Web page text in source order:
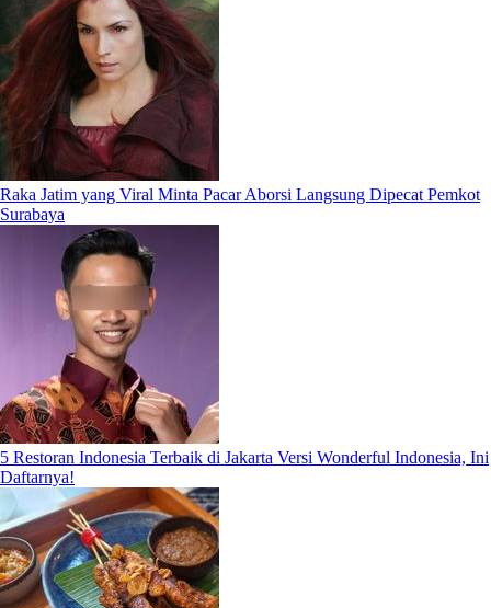
Raka Jatim yang Viral Minta Pacar Aborsi Langsung Dipecat Pemkot
Surabaya
5 Restoran Indonesia Terbaik di Jakarta Versi Wonderful Indonesia, Ini
Daftarnya!